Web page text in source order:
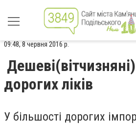
09:48, 8 червня 2016 р.
дорогих ліків
У більшості дорогих